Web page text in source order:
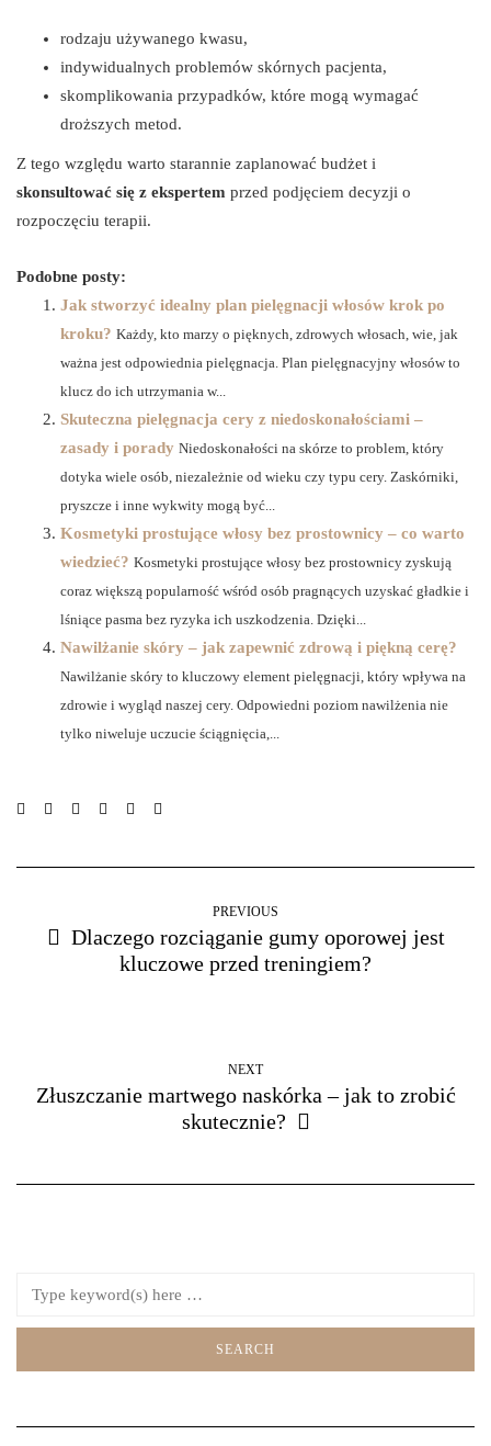
rodzaju używanego kwasu,
indywidualnych problemów skórnych pacjenta,
skomplikowania przypadków, które mogą wymagać
droższych metod.
Z tego względu warto starannie zaplanować budżet i
skonsultować się z ekspertem przed podjęciem decyzji o
rozpoczęciu terapii.
Podobne posty:
Jak stworzyć idealny plan pielęgnacji włosów krok po
kroku? Każdy, kto marzy o pięknych, zdrowych włosach, wie, jak
ważna jest odpowiednia pielęgnacja. Plan pielęgnacyjny włosów to
klucz do ich utrzymania w...
Skuteczna pielęgnacja cery z niedoskonałościami –
zasady i porady Niedoskonałości na skórze to problem, który
dotyka wiele osób, niezależnie od wieku czy typu cery. Zaskórniki,
pryszcze i inne wykwity mogą być...
Kosmetyki prostujące włosy bez prostownicy – co warto
wiedzieć? Kosmetyki prostujące włosy bez prostownicy zyskują
coraz większą popularność wśród osób pragnących uzyskać gładkie i
lśniące pasma bez ryzyka ich uszkodzenia. Dzięki...
Nawilżanie skóry – jak zapewnić zdrową i piękną cerę?
Nawilżanie skóry to kluczowy element pielęgnacji, który wpływa na
zdrowie i wygląd naszej cery. Odpowiedni poziom nawilżenia nie
tylko niweluje uczucie ściągnięcia,...
PREVIOUS
Dlaczego rozciąganie gumy oporowej jest
kluczowe przed treningiem?
NEXT
Złuszczanie martwego naskórka – jak to zrobić
skutecznie?